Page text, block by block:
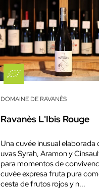
DOMAINE DE RAVANÈS
Ravanès L'Ibis Rouge
Una cuvée inusual elaborada
uvas Syrah, Aramon y
para momentos de
cuvée expresa fruta pura
cesta de frutos rojos y n...